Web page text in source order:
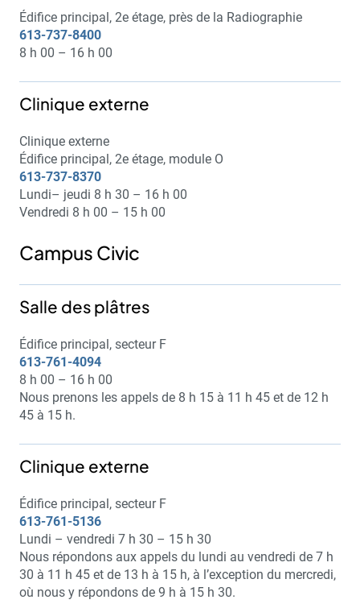
Édifice principal, 2e étage, près de la Radiographie
613-737-8400
8 h 00 – 16 h 00
Clinique externe
Clinique externe
Édifice principal, 2e étage, module O
613-737-8370
Lundi– jeudi 8 h 30 – 16 h 00
Vendredi 8 h 00 – 15 h 00
Campus Civic
Salle des plâtres
Édifice principal, secteur F
613-761-4094
8 h 00 – 16 h 00
Nous prenons les appels de 8 h 15 à 11 h 45 et de 12 h
45 à 15 h.
Clinique externe
Édifice principal, secteur F
613-761-5136
Lundi – vendredi 7 h 30 – 15 h 30
Nous répondons aux appels du lundi au vendredi de 7 h
30 à 11 h 45 et de 13 h à 15 h, à l’exception du mercredi,
où nous y répondons de 9 h à 15 h 30.